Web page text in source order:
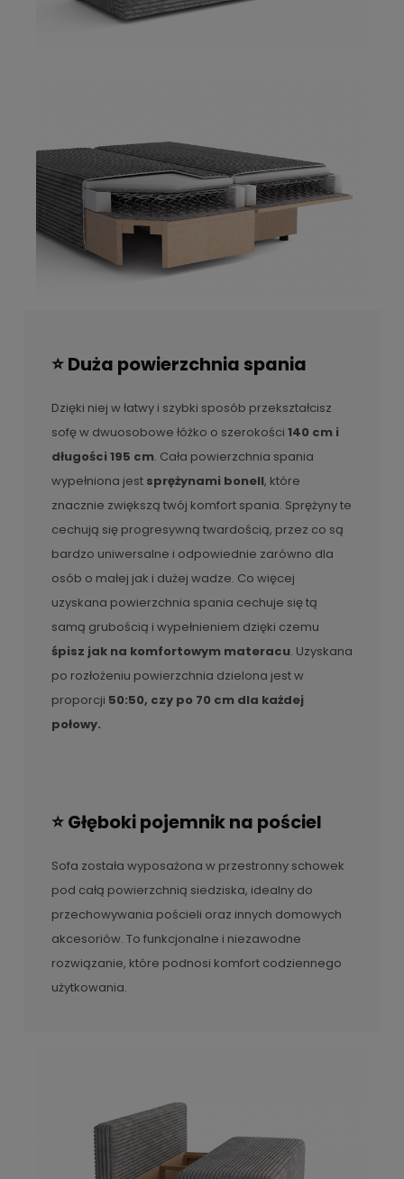
⭐ Duża powierzchnia spania
Dzięki niej w łatwy i szybki sposób przekształcisz
sofę w dwuosobowe łóżko o szerokości 140 cm i
długości 195 cm. Cała powierzchnia spania
wypełniona jest sprężynami bonell, które
znacznie zwiększą twój komfort spania. Sprężyny te
cechują się progresywną twardością, przez co są
bardzo uniwersalne i odpowiednie zarówno dla
osób o małej jak i dużej wadze. Co więcej
uzyskana powierzchnia spania cechuje się tą
samą grubością i wypełnieniem dzięki czemu
śpisz jak na komfortowym materacu. Uzyskana
po rozłożeniu powierzchnia dzielona jest w
proporcji 50:50, czy po 70 cm dla każdej
połowy.
⭐ Głęboki pojemnik na pościel
Sofa została wyposażona w przestronny schowek
pod całą powierzchnią siedziska, idealny do
przechowywania pościeli oraz innych domowych
akcesoriów. To funkcjonalne i niezawodne
rozwiązanie, które podnosi komfort codziennego
użytkowania.